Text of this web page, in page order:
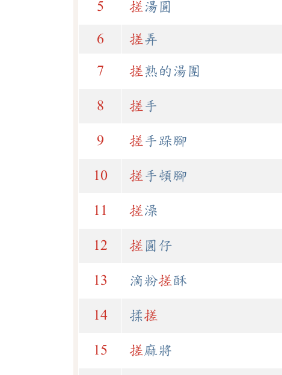
5 搓 湯圓
6 搓弄
7 搓熟的湯團
8 搓 手
9 搓 手跺腳
10 搓 手頓腳
11 搓澡
12 搓 圓仔
13 滴粉搓酥
14 揉搓
15 搓麻將